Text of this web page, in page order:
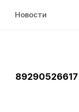
Новости
89290526617